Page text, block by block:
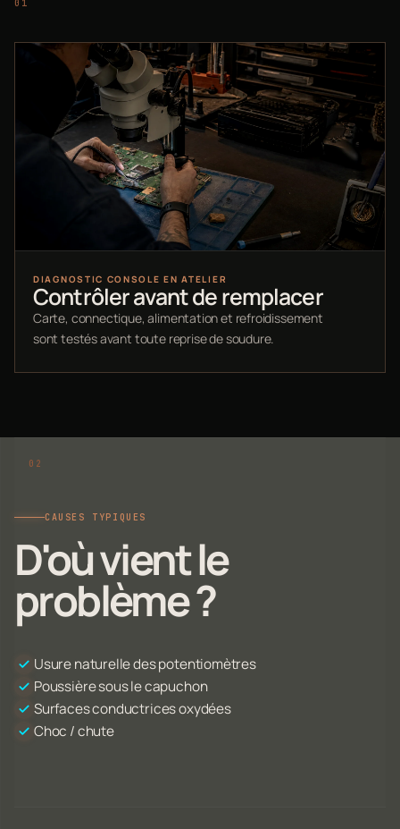
DIAGNOSTIC CONSOLE EN ATELIER
Contrôler avant de remplacer
Carte, connectique, alimentation et refroidissement
sont testés avant toute reprise de soudure.
CAUSES TYPIQUES
D'où vient le
problème ?
Usure naturelle des potentiomètres
Poussière sous le capuchon
Surfaces conductrices oxydées
Choc / chute